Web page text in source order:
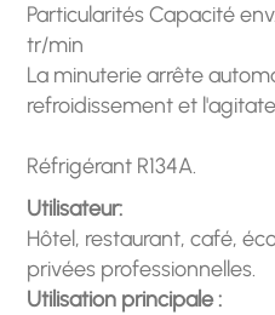
Particularités Capacité
tr/min
La minuterie arrête
refroidissement et
Réfrigérant R134A.
Utilisateur:
Hôtel, restaurant, café,
privées professionnelles.
Utilisation principale :